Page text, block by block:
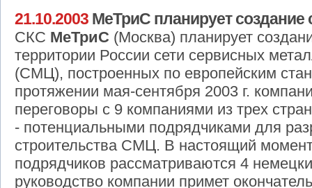
21.10.2003 МеТриС планирует
СКС МеТриС (Москва) планирует
территории России сети сервисных
(СМЦ), построенных по европейским
протяжении мая-сентября 2003 г.
переговоры с 9 компаниями из трех
- потенциальными подрядчиками для
строительства СМЦ. В настоящий
подрядчиков рассматриваются 4
руководство компании примет